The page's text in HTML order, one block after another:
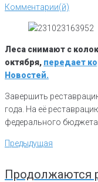
Комментарии(й)
Леса снимают с
октября, передает
Новостей.
Завершить
года. На её
федерального
Навигация
по
Предыдущая
Предыдущая
Продолжаются